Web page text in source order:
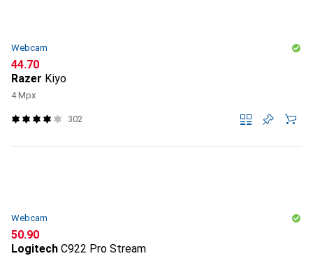
Webcam
CHF
44.70
Razer Kiyo
4 Mpx
302
Webcam
CHF
50.90
Logitech C922 Pro Stream